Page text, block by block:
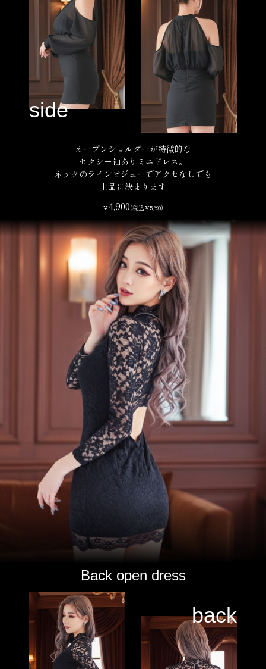
オープンショルダーが特徴的な
セクシー袖ありミニドレス。
ネックのラインビジューでアクセなしでも
上品に決まります
￥4,900(税込￥5,390)
Back open dress